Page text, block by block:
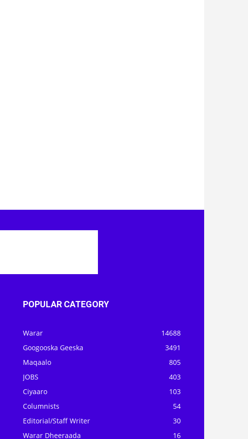
POPULAR CATEGORY
Warar
14688
Googooska Geeska
3491
Maqaalo
805
JOBS
403
Ciyaaro
103
Columnists
54
Editorial/Staff Writer
30
Warar Dheeraada
16